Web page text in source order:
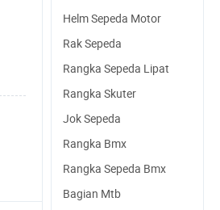
Helm Sepeda Motor
Rak Sepeda
Rangka Sepeda Lipat
Rangka Skuter
Jok Sepeda
Rangka Bmx
Rangka Sepeda Bmx
Bagian Mtb